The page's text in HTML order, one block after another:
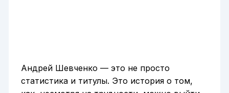
Андрей Шевченко — это не просто
статистика и титулы. Это история о том,